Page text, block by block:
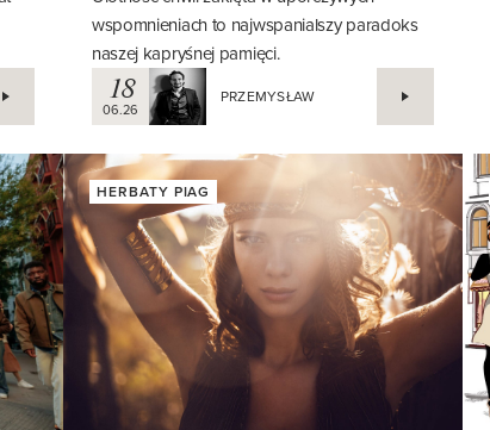
Ulotność chwil zaklęta w uporczywych
wspomnieniach to najwspanialszy paradoks
naszej kapryśnej pamięci.
18
06.26
HERBATY PIAG